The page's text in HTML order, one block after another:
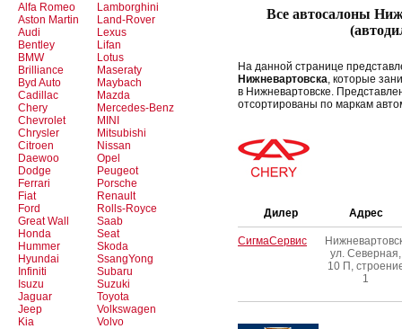
Alfa Romeo
Aston Martin
Audi
Bentley
BMW
Brilliance
Byd Auto
Cadillac
Chery
Chevrolet
Chrysler
Citroen
Daewoo
Dodge
Ferrari
Fiat
Ford
Great Wall
Honda
Hummer
Hyundai
Infiniti
Isuzu
Jaguar
Jeep
Kia
Lamborghini
Land-Rover
Lexus
Lifan
Lotus
Maseraty
Maybach
Mazda
Mercedes-Benz
MINI
Mitsubishi
Nissan
Opel
Peugeot
Porsche
Renault
Rolls-Royce
Saab
Seat
Skoda
SsangYong
Subaru
Suzuki
Toyota
Volkswagen
Volvo
Все автосалоны
На данной странице
Нижневартовска, которые
в Нижневартовске.
отсортированы по маркам
Дилер Адрес
СигмаСервис
ул. Северная,
10 П,
1